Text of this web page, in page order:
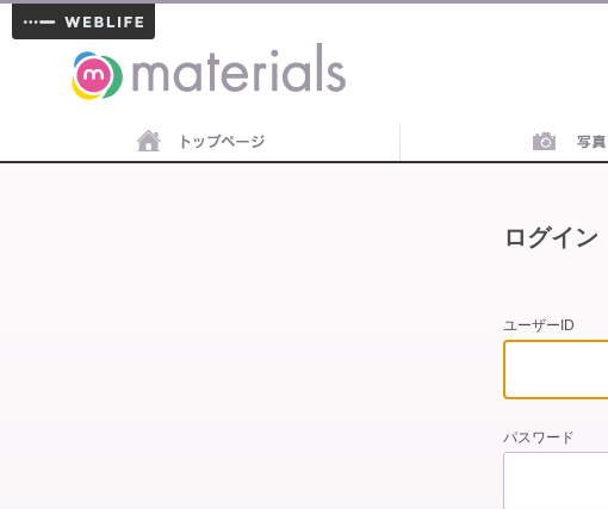
materials
ログイン
ユーザーID
パスワード